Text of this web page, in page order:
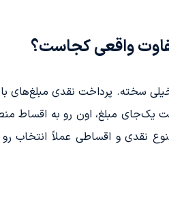
واقعی کجاست؟
سخته. پرداخت نقدی مبلغ‌های
یک‌جای مبلغ، اون رو به اقساط
نقدی و اقساطی عملاً